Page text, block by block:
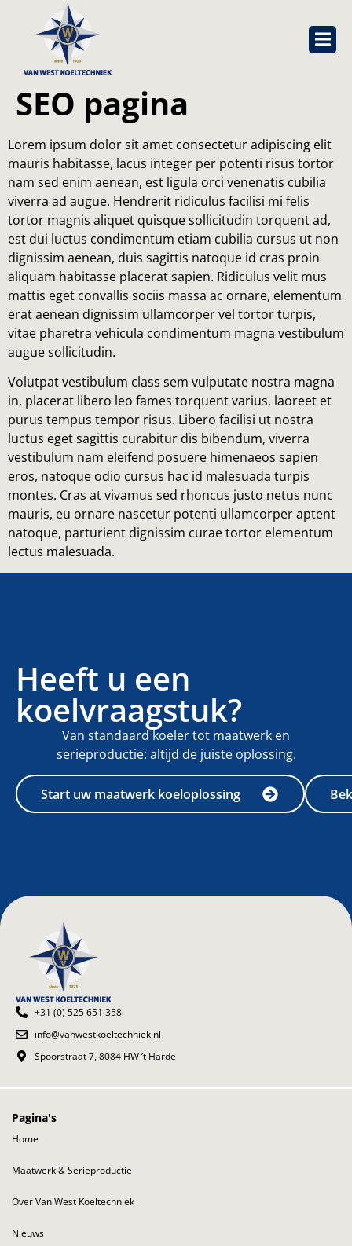
SEO pagina
Lorem ipsum dolor sit amet consectetur adipiscing elit
mauris habitasse, lacus integer per potenti risus tortor
nam sed enim aenean, est ligula orci venenatis cubilia
viverra ad augue. Hendrerit ridiculus facilisi mi felis
tortor magnis aliquet quisque sollicitudin torquent ad,
est dui luctus condimentum etiam cubilia cursus ut non
dignissim aenean, duis sagittis natoque id cras proin
aliquam habitasse placerat sapien. Ridiculus velit mus
mattis eget convallis sociis massa ac ornare, elementum
erat aenean dignissim ullamcorper vel tortor turpis,
vitae pharetra vehicula condimentum magna vestibulum
augue sollicitudin.
Volutpat vestibulum class sem vulputate nostra magna
in, placerat libero leo fames torquent varius, laoreet et
purus tempus tempor risus. Libero facilisi ut nostra
luctus eget sagittis curabitur dis bibendum, viverra
vestibulum nam eleifend posuere himenaeos sapien
eros, natoque odio cursus hac id malesuada turpis
montes. Cras at vivamus sed rhoncus justo netus nunc
mauris, eu ornare nascetur potenti ullamcorper aptent
natoque, parturient dignissim curae tortor elementum
lectus malesuada.
Heeft u een
koelvraagstuk?
Van standaard koeler tot maatwerk en
serieproductie: altijd de juiste oplossing.
Start uw maatwerk koeloplossing
+31 (0) 525 651 358
info@vanwestkoeltechniek.nl
Spoorstraat 7, 8084 HW ’t Harde
Pagina's
Home
Maatwerk & Serieproductie
Over Van West Koeltechniek
Nieuws